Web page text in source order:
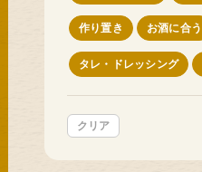
作り置き お酒に合う
タレ・ドレッシング
クリア